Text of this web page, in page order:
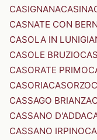
CASIGNANACASINA
CASNATE CON
CASOLA IN
CASOLE BRUZIO
CASORATE PRIMO
CASORIACASORZO
CASSAGO BRIANZA
CASSANO D'ADDA
CASSANO IRPINO